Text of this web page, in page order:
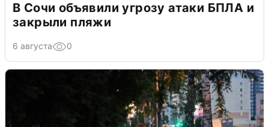
В Сочи объявили угрозу атаки БПЛА и
закрыли пляжи
6 августа 0